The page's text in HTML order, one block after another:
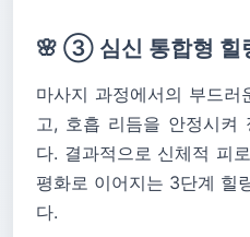
🌸 ③ 심신 통합형 힐
마사지 과정에서의 부드러
고, 호흡 리듬을 안정시켜
다. 결과적으로 신체적 피
평화로 이어지는 3단계 힐
다.